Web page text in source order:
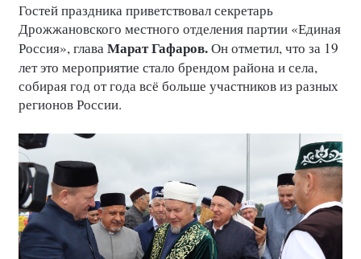
Гостей праздника приветствовал секретарь
Дрожжановского местного отделения партии «Единая
Россия», главаМарат Гафаров.Он отметил, что за 19
лет это мероприятие стало брендом района и села,
собирая год от года всё больше участников из разных
регионов России.